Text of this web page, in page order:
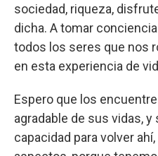
sociedad, riqueza,
dicha. A tomar
todos los seres que nos
en esta experiencia de
Espero que los
agradable de sus vidas,
capacidad para volver